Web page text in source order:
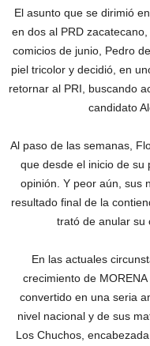
El asunto que se dirimió
en dos al PRD
comicios de junio, Pedro
piel tricolor y decidió, en
retornar al PRI, buscando
candidato
Al paso de las semanas,
que desde el inicio de su
opinión. Y peor aún, sus
resultado final de la
trató de anular su
En las actuales
crecimiento de
convertido en una seria
nivel nacional y de sus
Los Chuchos,